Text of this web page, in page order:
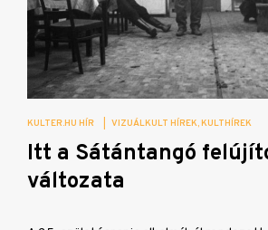
KULTER.HU HÍR VIZUÁLKULT HÍREK KULTHÍREK
Itt a Sátántangó
változata